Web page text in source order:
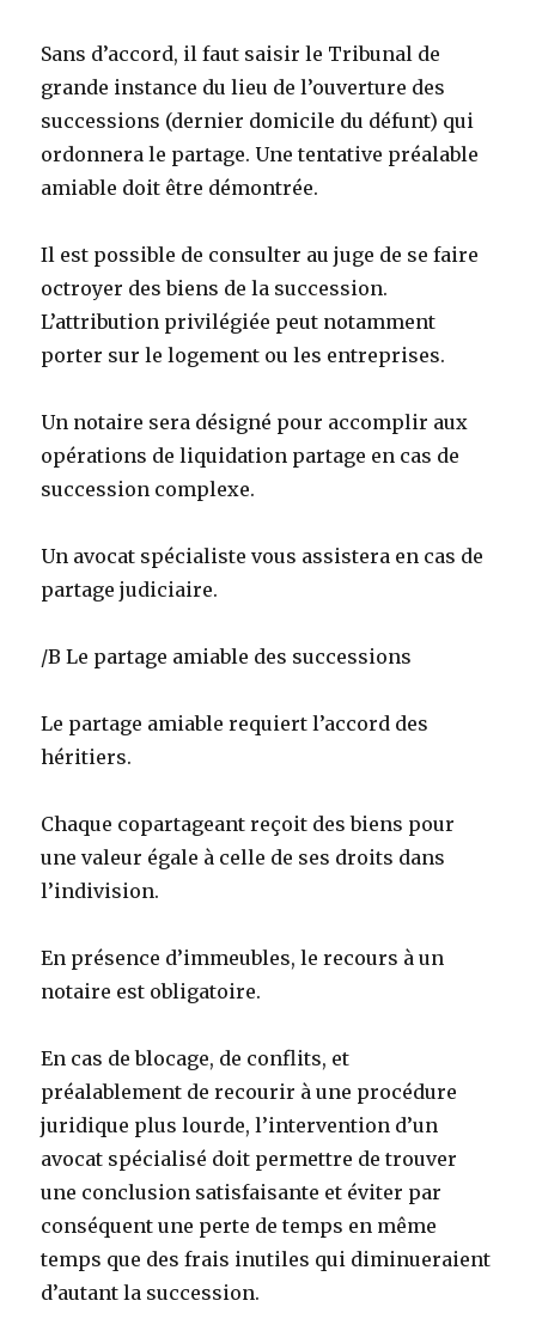
Sans d’accord, il faut saisir le Tribunal de
grande instance du lieu de l’ouverture des
successions (dernier domicile du défunt) qui
ordonnera le partage. Une tentative préalable
amiable doit être démontrée.
Il est possible de consulter au juge de se faire
octroyer des biens de la succession.
L’attribution privilégiée peut notamment
porter sur le logement ou les entreprises.
Un notaire sera désigné pour accomplir aux
opérations de liquidation partage en cas de
succession complexe.
Un avocat spécialiste vous assistera en cas de
partage judiciaire.
/B Le partage amiable des successions
Le partage amiable requiert l’accord des
héritiers.
Chaque copartageant reçoit des biens pour
une valeur égale à celle de ses droits dans
l’indivision.
En présence d’immeubles, le recours à un
notaire est obligatoire.
En cas de blocage, de conflits, et
préalablement de recourir à une procédure
juridique plus lourde, l’intervention d’un
avocat spécialisé doit permettre de trouver
une conclusion satisfaisante et éviter par
conséquent une perte de temps en même
temps que des frais inutiles qui diminueraient
d’autant la succession.